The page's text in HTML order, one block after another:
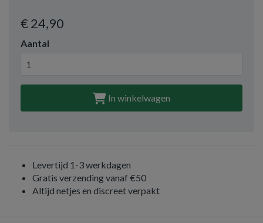
€ 24,90
Aantal
In winkelwagen
Levertijd 1-3 werkdagen
Gratis verzending vanaf €50
Altijd netjes en discreet verpakt